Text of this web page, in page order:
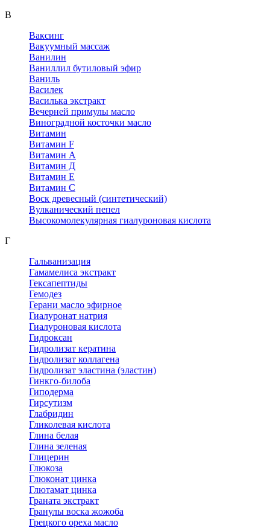
В
Ваксинг
Вакуумный массаж
Ванилин
Ваниллил бутиловый эфир
Ваниль
Василек
Василька экстракт
Вечерней примулы масло
Виноградной косточки масло
Витамин
Витамин F
Витамин А
Витамин Д
Витамин Е
Витамин С
Воск древесный (синтетический)
Вулканический пепел
Высокомолекулярная гиалуроновая кислота
Г
Гальванизация
Гамамелиса экстракт
Гексапептиды
Гемодез
Герани масло эфирное
Гиалуронат натрия
Гиалуроновая кислота
Гидроксан
Гидролизат кератина
Гидролизат коллагена
Гидролизат эластина (эластин)
Гинкго-билоба
Гиподерма
Гирсутизм
Глабридин
Гликолевая кислота
Глина белая
Глина зеленая
Глицерин
Глюкоза
Глюконат цинка
Глютамат цинка
Граната экстракт
Гранулы воска жожоба
Грецкого ореха масло